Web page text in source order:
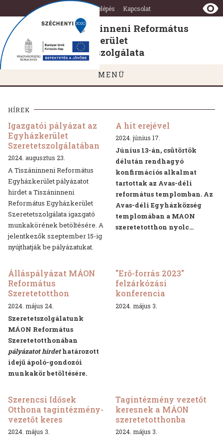
Tiszáninneni
Református
Egyházkerület
Szeretetszolgálata
Ugrás a tartalomra
Ugrás a láblécre Belépés Kapcsolat
A Tiszáninneni Református
Egyházkerület
Szeretetszolgálata
MENÜ
HÍREK
Igazgatói pályázat az
Egyházkerület
Szeretetszolgálatában
2024. augusztus 23.
A Tiszáninneni Református
Egyházkerület pályázatot
hirdet a Tiszáninneni
Református Egyházkerület
Szeretetszolgálata igazgató
munkakörének betöltésére. A
jelentkezők szeptember 15-ig
nyújthatják be pályázatukat.
A hit erejével
2024. június 17.
Június 13-án, csütörtök
délután rendhagyó
konfirmációs alkalmat
tartottak az Avas-déli
református templomban. Az
Avas-déli Egyházközség
templomában a MAON
szeretetotthon nyolc...
Álláspályázat MÁON
Református
Szeretetotthon
2024. május 24.
Szeretetszolgálatunk
MÁON Református
Szeretetotthonában
pályázatot hirdet határozott
idejű ápoló-gondozói
munkakör betöltésére.
"Erő-forrás 2023"
felzárkózási
konferencia
2024. május 3.
Szerencsi Idősek
Otthona tagintézmény-
vezetőt keres
2024. május 3.
Tagintézmény vezetőt
keresnek a MÁON
szeretetotthonba
2024. május 3.